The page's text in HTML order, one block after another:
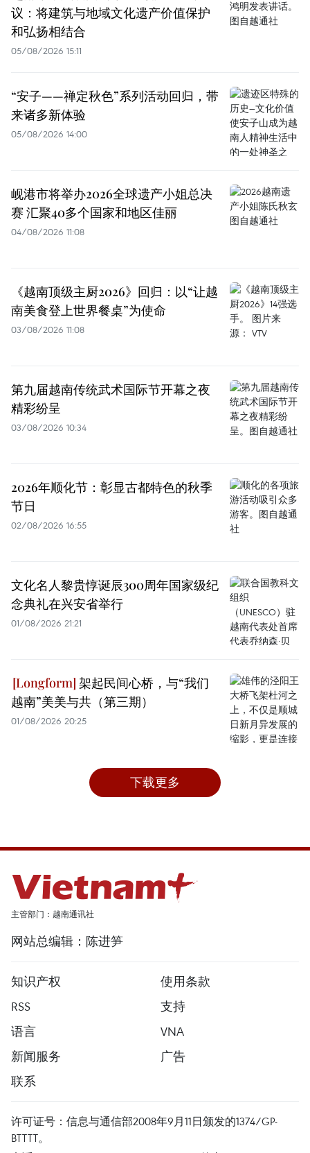
议：将建筑与地域文化遗产价值保护
和弘扬相结合
05/08/2026 15:11
“安子——禅定秋色”系列活动回归，带
来诸多新体验
05/08/2026 14:00
岘港市将举办2026全球遗产小姐总决
赛 汇聚40多个国家和地区佳丽
04/08/2026 11:08
《越南顶级主厨2026》回归：以“让越
南美食登上世界餐桌”为使命
03/08/2026 11:08
第九届越南传统武术国际节开幕之夜
精彩纷呈
03/08/2026 10:34
2026年顺化节：彰显古都特色的秋季
节日
02/08/2026 16:55
文化名人黎贵惇诞辰300周年国家级纪
念典礼在兴安省举行
01/08/2026 21:21
架起民间心桥，与“我们
越南”美美与共（第三期）
01/08/2026 20:25
下载更多
主管部门：越南通讯社
网站总编辑：陈进笋
知识产权
使用条款
RSS
支持
语言
VNA
新闻服务
广告
联系
许可证号：信息与通信部2008年9月11日颁发的1374/GP-
BTTTT。